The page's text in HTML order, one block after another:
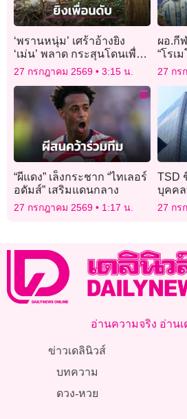
‘พรานหนุ่ม’ เศร้าอ้างยิง
‘เม่น’ พลาด กระสุนโดนเพื่อน
รักดับสลด ยอมรับผิดยืนรอม
อบตัวกับตำรวจ
27 กรกฎาคม 2569 3:15 น.
ผอ.กี
“โรเ
27 กร
“ผีแดง” เล็งกระชาก “ไทเลอร์
อดัมส์” เสริมแดนกลาง
27 กรกฎาคม 2569 1:17 น.
TSD
บุคคล
27 กร
อ่านความจริง อ่าน
ข่าวเดลินิวส์
บทความ
ดวง-หวย